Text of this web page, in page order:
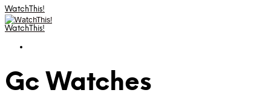
WatchThis!
WatchThis!
Gc Watches